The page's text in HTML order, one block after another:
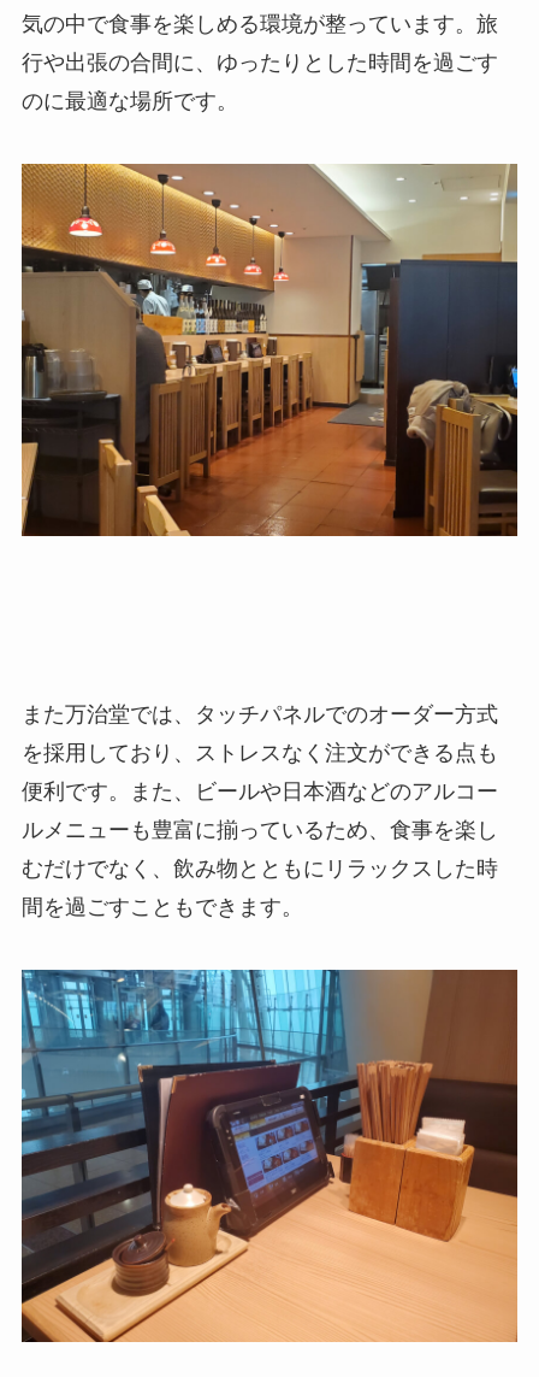
気の中で食事を楽しめる環境が整っています。旅
行や出張の合間に、ゆったりとした時間を過ごす
のに最適な場所です。
また万治堂では、タッチパネルでのオーダー方式
を採用しており、ストレスなく注文ができる点も
便利です。また、ビールや日本酒などのアルコー
ルメニューも豊富に揃っているため、食事を楽し
むだけでなく、飲み物とともにリラックスした時
間を過ごすこともできます。